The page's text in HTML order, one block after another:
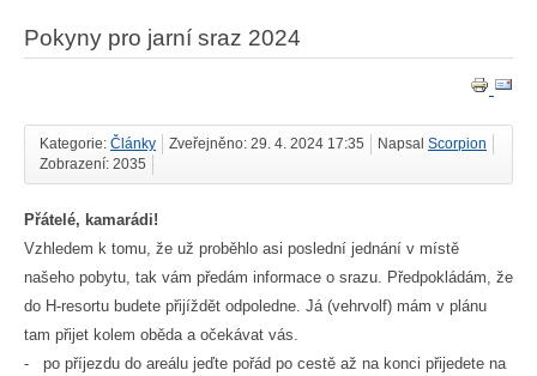
Pokyny pro jarní sraz 2024
Kategorie: Články Zveřejněno: 29. 4. 2024 17:35 Napsal Scorpion
Zobrazení: 2035
Přátelé, kamarádi!
Vzhledem k tomu, že už proběhlo asi poslední jednání v místě
našeho pobytu, tak vám předám informace o srazu. Předpokládám, že
do H-resortu budete přijíždět odpoledne. Já (vehrvolf) mám v plánu
tam přijet kolem oběda a očekávat vás.
- po příjezdu do areálu jeďte pořád po cestě až na konci přijedete na